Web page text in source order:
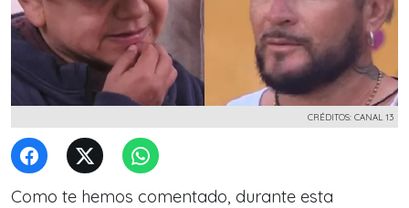
CRÉDITOS: CANAL 13
Como te hemos comentado, durante esta